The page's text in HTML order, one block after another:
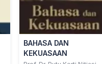
BAHASA DAN
KEKUASAAN